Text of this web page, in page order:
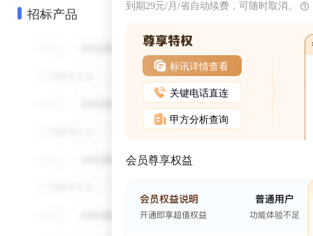
招标产品 到期29元/月/省自动续费，可随时取消。
标讯详情查看
关键电话直连
甲方分析查询
会员尊享权益